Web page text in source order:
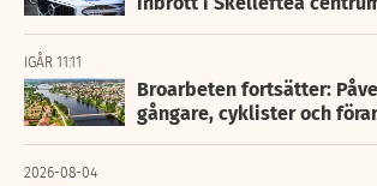
IGÅR 11:11
Broarbeten fortsätter:
gångare, cyklister och
2026-08-04